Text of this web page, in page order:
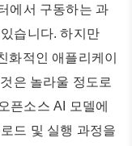
에서 구동하는 과
습니다. 하지만
화적인 애플리케이
은 놀라울 정도로
픈소스 AI 모델에
드 및 실행 과정을